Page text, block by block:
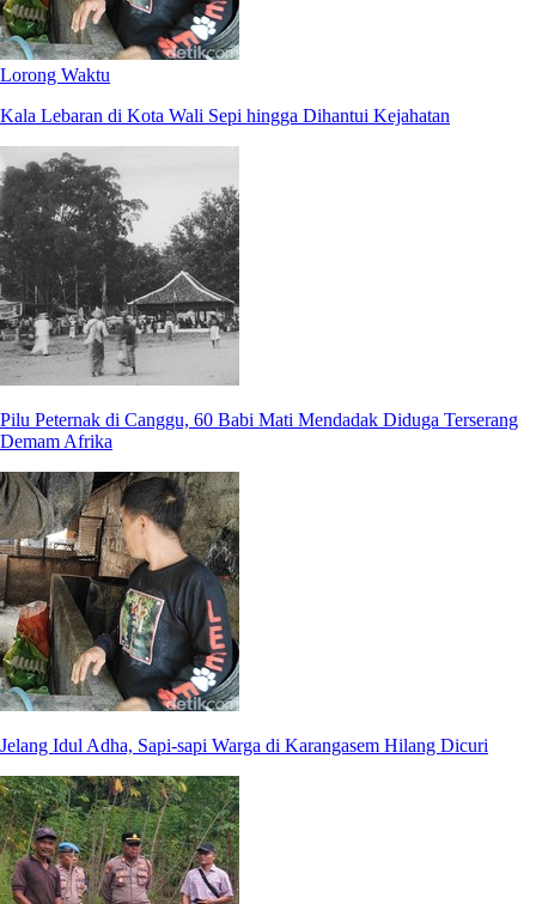
Lorong Waktu
Kala Lebaran di Kota Wali Sepi hingga Dihantui Kejahatan
Pilu Peternak di Canggu, 60 Babi Mati Mendadak Diduga Terserang
Demam Afrika
Jelang Idul Adha, Sapi-sapi Warga di Karangasem Hilang Dicuri